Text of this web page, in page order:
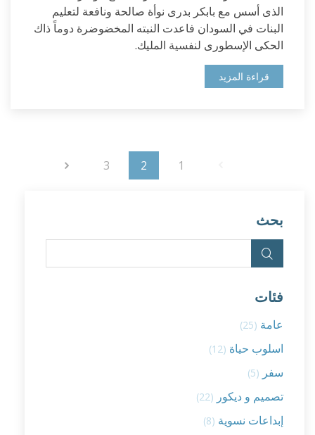
الذى أسس مع بابكر بدرى نوأة صالحة ونافعة لتعليم
البنات في السودان فاعدت النبته المخضوضرة دوماً ذاك
الحكى الإسطورى لنفسية المليك.
قراءة المزيد
1
2
3
بحث
فئات
عامة (25)
اسلوب حياة (12)
سفر (5)
تصميم و ديكور (22)
إبداعات نسوية (8)